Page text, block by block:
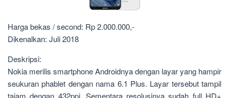
Harga bekas / second: Rp 2.000.000,-
Dikenalkan: Juli 2018
Deskripsi:
Nokia merilis smartphone Androidnya dengan layar yang hampir
seukuran phablet dengan nama 6.1 Plus. Layar tersebut tampil
tajam dengan 432ppi. Sementara resolusinya sudah full HD+